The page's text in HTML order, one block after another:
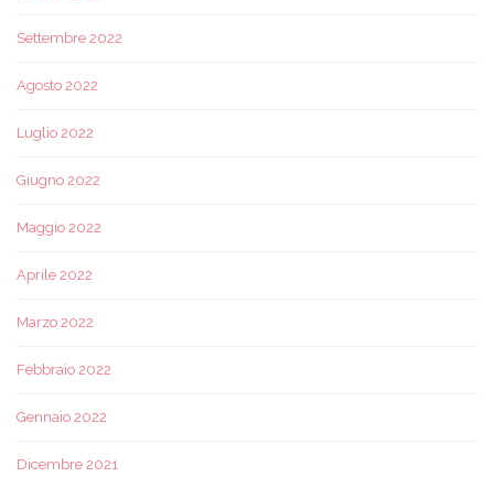
Settembre 2022
Agosto 2022
Luglio 2022
Giugno 2022
Maggio 2022
Aprile 2022
Marzo 2022
Febbraio 2022
Gennaio 2022
Dicembre 2021